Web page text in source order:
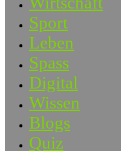
Sport
Leben
Spass
Digital
Wissen
Blogs
Quiz